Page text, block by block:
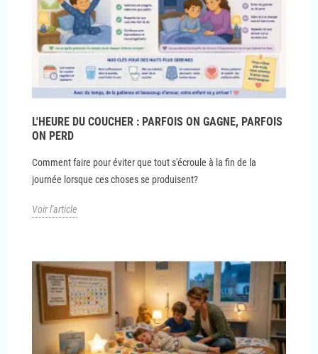
L'HEURE DU COUCHER : PARFOIS ON GAGNE, PARFOIS
ON PERD
Comment faire pour éviter que tout s'écroule à la fin de la
journée lorsque ces choses se produisent?
Voir l'article